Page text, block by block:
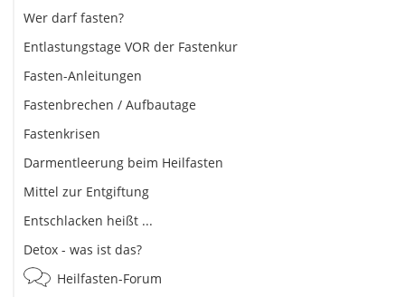
Wer darf fasten?
Entlastungstage VOR der Fastenkur
Fasten-Anleitungen
Fastenbrechen / Aufbautage
Fastenkrisen
Darmentleerung beim Heilfasten
Mittel zur Entgiftung
Entschlacken heißt ...
Detox - was ist das?
Heilfasten-Forum